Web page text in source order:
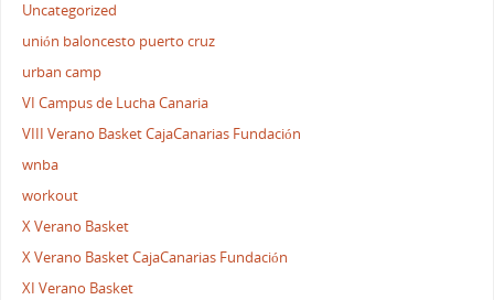
Uncategorized
unión baloncesto puerto cruz
urban camp
VI Campus de Lucha Canaria
VIII Verano Basket CajaCanarias Fundación
wnba
workout
X Verano Basket
X Verano Basket CajaCanarias Fundación
XI Verano Basket